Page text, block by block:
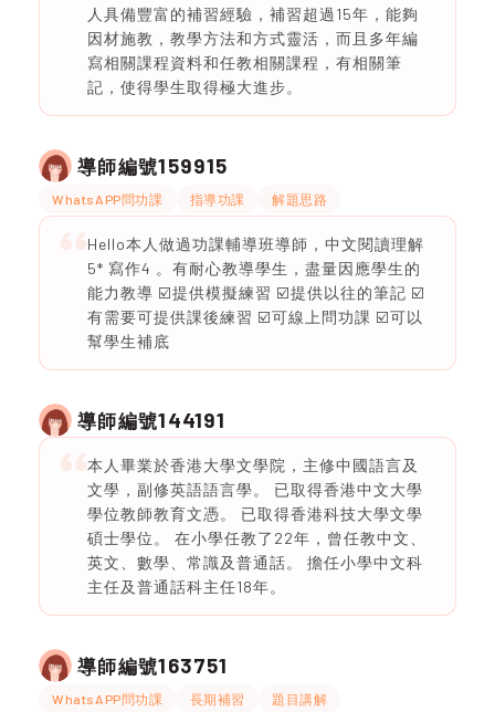
人具備豐富的補習經驗，補習超過15年，能夠
因材施教，教學方法和方式靈活，而且多年編
寫相關課程資料和任教相關課程，有相關筆
記，使得學生取得極大進步。
導師編號159915
WhatsAPP問功課 指導功課 解題思路
Hello本人做過功課輔導班導師，中文閱讀理解
5* 寫作4 。有耐心教導學生，盡量因應學生的
能力教導 ☑️提供模擬練習 ☑️提供以往的筆記 ☑️
有需要可提供課後練習 ☑️可線上問功課 ☑️可以
幫學生補底
導師編號144191
本人畢業於香港大學文學院，主修中國語言及
文學，副修英語語言學。 已取得香港中文大學
學位教師教育文憑。 已取得香港科技大學文學
碩士學位。 在小學任教了22年，曾任教中文、
英文、數學、常識及普通話。 擔任小學中文科
主任及普通話科主任18年。
導師編號163751
WhatsAPP問功課 長期補習 題目講解